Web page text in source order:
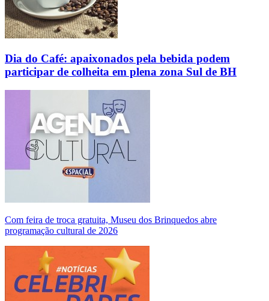
Dia do Café: apaixonados pela bebida podem
participar de colheita em plena zona Sul de BH
Com feira de troca gratuita, Museu dos Brinquedos abre
programação cultural de 2026